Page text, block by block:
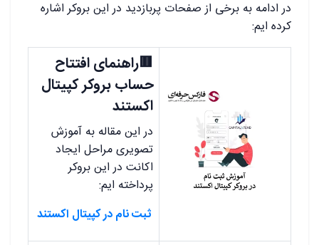
در ادامه به برخی از صفحات پربازدید در این بروکر اشاره
کرده ایم:
🟥راهنمای افتتاح
حساب بروکر کپیتال
اکستند
در این مقاله به آموزش
تصویری مراحل ایجاد
اکانت در این بروکر
پرداخته ایم:
ثبت نام در کپیتال اکستند